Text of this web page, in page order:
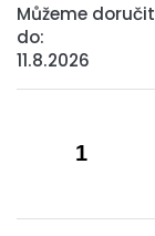
Můžeme doručit
do:
11.8.2026